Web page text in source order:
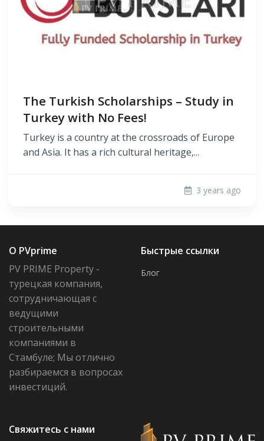
The Turkish Scholarships – Study in
Turkey with No Fees!
Turkey is a country at the crossroads of Europe
and Asia. It has a rich cultural heritage,...
3 years ago
О PVprime
PV PRIME Property -
турецкая компания,
сотрудничающая с
ведущими
строительными
компаниями в
Стамбуле; Мы отлично
разбираемся в вопросах
инвестиций.
Быстрые ссылки
Блог
Свяжитесь с нами